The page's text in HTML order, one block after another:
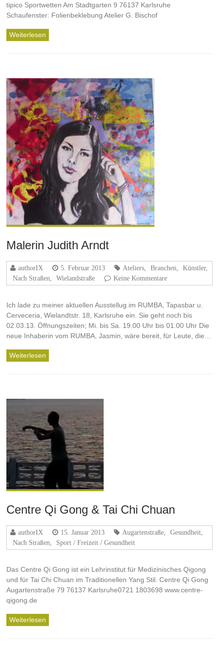
tipico Sportwetten Am Stadtgarten 9 76137 Karlsruhe
Schaufenster: Folienbeklebung Atelier G. Bischof
Weiterlesen
Malerin Judith Arndt
authorIX 5. Februar 2013 Ateliers Branchen Künstler,
Nach Straßen
Wielandstraße Keine Kommentare
Ich lade zu meiner aktuellen Ausstellug im RUMBA, Tapasbar u.
Cerveceria, Wielandtstr. 18, Karlsruhe ein. Sie geht noch bis
02.03.13. Öffnungszeiten; Mi. bis Sa. 19.00 Uhr bis 01.00 Uhr Die
neue Inhaberin vom RUMBA, Jasmin, wäre bereit, für Leute, die…
Weiterlesen
Centre Qi Gong & Tai Chi Chuan
authorIX 15. Januar 2013 Augartenstraße Gesundheit
Nach Straßen
Sport / Freizeit / Gesundheit
Das Centre Qi Gong ist ein Lehrinstitut für Medizinisches Qigong
und für Tai Chi Chuan im Traditionellen Yang Stil. Centre Qi Gong
Augartenstraße 79 76137 Karlsruhe0721 1803698 www.centre-
qigong.de
Weiterlesen